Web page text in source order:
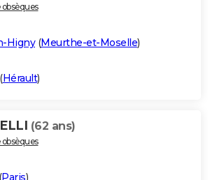
Higny(Meurthe-et-Moselle)
(Hérault)
(62 ans)
(Paris)